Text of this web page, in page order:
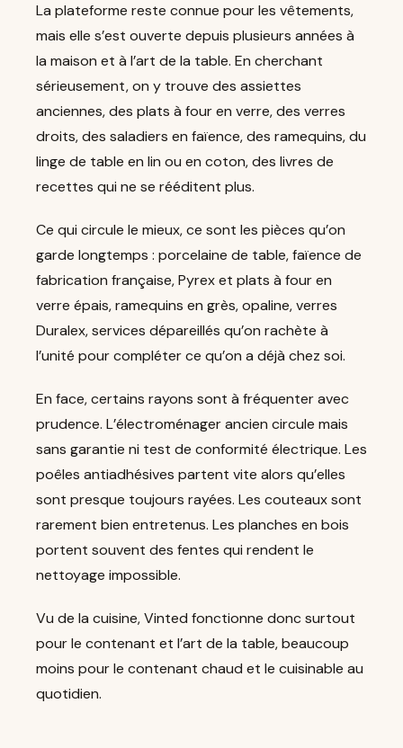
La plateforme reste connue pour les vêtements,
mais elle s’est ouverte depuis plusieurs années à
la maison et à l’art de la table. En cherchant
sérieusement, on y trouve des assiettes
anciennes, des plats à four en verre, des verres
droits, des saladiers en faïence, des ramequins, du
linge de table en lin ou en coton, des livres de
recettes qui ne se rééditent plus.
Ce qui circule le mieux, ce sont les pièces qu’on
garde longtemps : porcelaine de table, faïence de
fabrication française, Pyrex et plats à four en
verre épais, ramequins en grès, opaline, verres
Duralex, services dépareillés qu’on rachète à
l’unité pour compléter ce qu’on a déjà chez soi.
En face, certains rayons sont à fréquenter avec
prudence. L’électroménager ancien circule mais
sans garantie ni test de conformité électrique. Les
poêles antiadhésives partent vite alors qu’elles
sont presque toujours rayées. Les couteaux sont
rarement bien entretenus. Les planches en bois
portent souvent des fentes qui rendent le
nettoyage impossible.
Vu de la cuisine, Vinted fonctionne donc surtout
pour le contenant et l’art de la table, beaucoup
moins pour le contenant chaud et le cuisinable au
quotidien.